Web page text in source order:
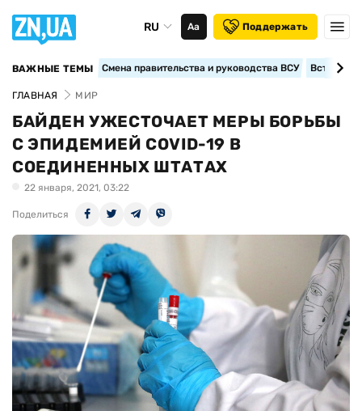
RU Аа Поддержать
ВАЖНЫЕ ТЕМЫ Смена правительства и руководства ВСУ
ГЛАВНАЯ МИР
БАЙДЕН УЖЕСТОЧАЕТ МЕРЫ БОРЬБЫ
С ЭПИДЕМИЕЙ COVID-19 В
СОЕДИНЕННЫХ ШТАТАХ
22 января, 2021, 03:22
Поделиться